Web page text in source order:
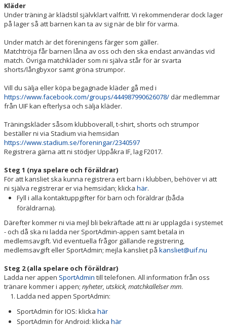
Kläder
Under träning är klädstil självklart valfritt. Vi rekommenderar dock lager
på lager så att barnen kan ta av sig när de blir för varma.
Under match är det föreningens färger som gäller.
Matchtröja får barnen låna av oss och den ska endast användas vid
match. Övriga matchkläder som ni själva står för är svarta
shorts/långbyxor samt gröna strumpor.
Vill du sälja eller köpa begagnade kläder gå med i
https://www.facebook.com/groups/444987990626078/ där medlemmar
från UIF kan efterlysa och sälja kläder.
Träningskläder såsom klubboverall, t-shirt, shorts och strumpor
beställer ni via Stadium via hemsidan
https://www.stadium.se/foreningar/2340597
Registrera gärna att ni stödjer Uppåkra IF, lag F2017.
Steg 1 (nya spelare och föräldrar)
För att kansliet ska kunna registrera ert barn i klubben, behöver vi att
ni själva registrerar er via hemsidan; klicka här.
Fyll i alla kontaktuppgifter för barn och föräldrar (båda
föräldrarna).
Därefter kommer ni via mejl bli bekräftade att ni är upplagda i systemet
- och då ska ni ladda ner SportAdmin-appen samt betala in
medlemsavgift. Vid eventuella frågor gällande registrering,
medlemsavgift eller SportAdmin; mejla kansliet på kansliet@uif.nu
Steg 2 (alla spelare och föräldrar)
Ladda ner appen SportAdmin till telefonen. All information från oss
tränare kommer i appen; nyheter, utskick, matchkallelser mm.
Ladda ned appen SportAdmin:
SportAdmin för IOS: klicka här
SportAdmin för Android: klicka här